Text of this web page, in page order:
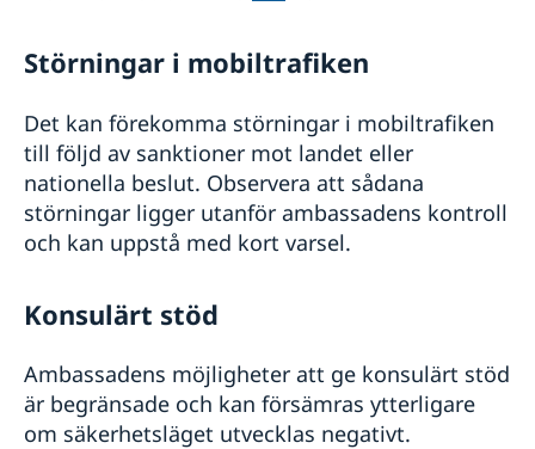
Störningar i mobiltrafiken
Det kan förekomma störningar i mobiltrafiken
till följd av sanktioner mot landet eller
nationella beslut. Observera att sådana
störningar ligger utanför ambassadens kontroll
och kan uppstå med kort varsel.
Konsulärt stöd
Ambassadens möjligheter att ge konsulärt stöd
är begränsade och kan försämras ytterligare
om säkerhetsläget utvecklas negativt.